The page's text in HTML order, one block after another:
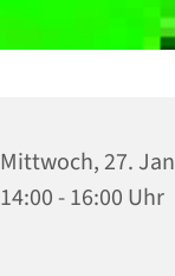
Mittwoch, 27.
14:00 - 16:00 Uhr